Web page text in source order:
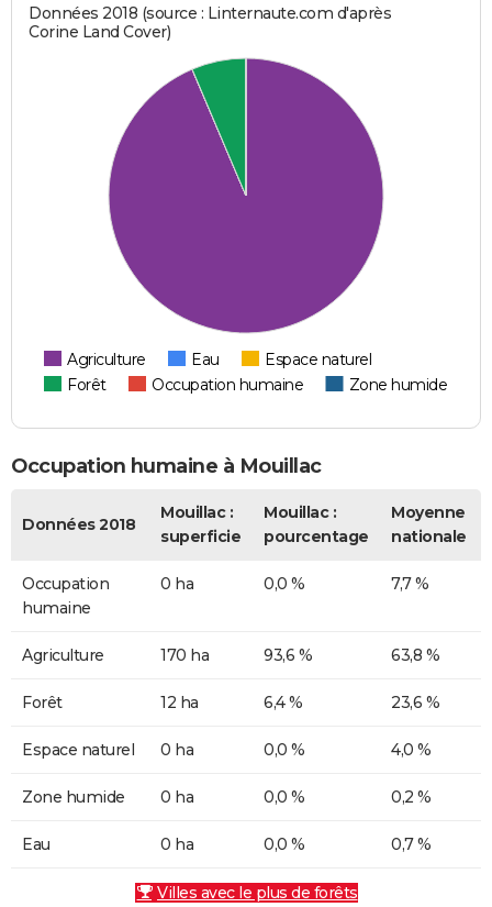
Données 2018 (source : Linternaute.com d'après
Corine Land Cover)
Agriculture Eau
Espace naturel
Forêt
Occupation humaine Zone humide
Occupation humaine à Mouillac
Données 2018
Mouillac :
superficie
Mouillac :
pourcentage
Moyenne
nationale
Occupation
humaine
0 ha 0,0 % 7,7 %
Agriculture 170 ha 93,6 % 63,8 %
Forêt 12 ha 6,4 % 23,6 %
Espace naturel 0 ha 0,0 % 4,0 %
Zone humide 0 ha 0,0 % 0,2 %
Eau 0 ha 0,0 % 0,7 %
Villes avec le plus de forêts